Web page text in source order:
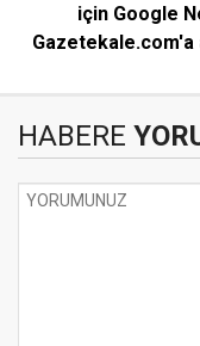
için Google
Gazetekale.com'a
HABERE